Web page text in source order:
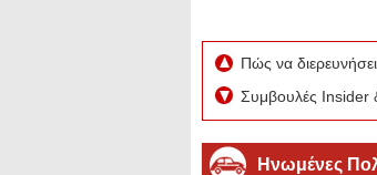
Πώς να
Συμβουλές Insider
Ηνωμένες